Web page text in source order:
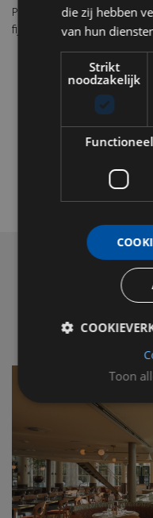
Pic belooft een
fijnproevers als
die zij hebben
van hun
Toon
Strikt
noodzakelijk
Functioneel